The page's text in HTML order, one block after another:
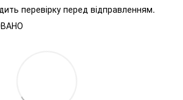
перевірку перед відправленням.